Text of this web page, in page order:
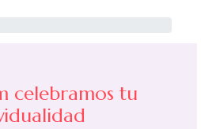
celebramos tu